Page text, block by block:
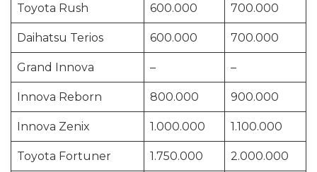
Toyota Rush 600.000 700.000
Daihatsu Terios 600.000 700.000
Grand Innova – –
Innova Reborn 800.000 900.000
Innova Zenix 1.000.000 1.100.000
Toyota Fortuner 1.750.000 2.000.000